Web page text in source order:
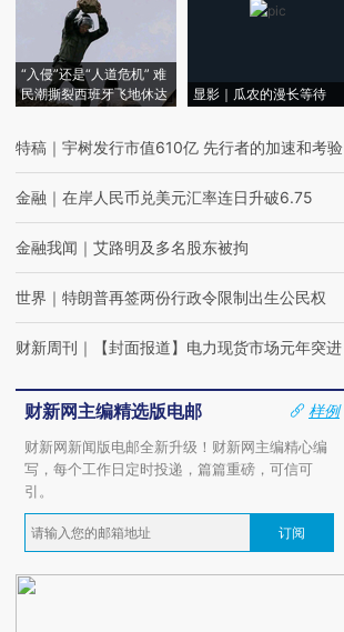
“入侵”还是“人道危机” 难
民潮撕裂西班牙飞地休达
显影｜瓜农的漫长等待
特稿 ｜ 宇树发行市值610亿 先行者的加速和考验
金融 ｜ 在岸人民币兑美元汇率连日升破6.75
金融我闻 ｜ 艾路明及多名股东被拘
世界 ｜ 特朗普再签两份行政令限制出生公民权
财新周刊 ｜ 【封面报道】电力现货市场元年突进
财新网主编精选版电邮
样例
财新网新闻版电邮全新升级！财新网主编精心编
写，每个工作日定时投递，篇篇重磅，可信可
引。
订阅